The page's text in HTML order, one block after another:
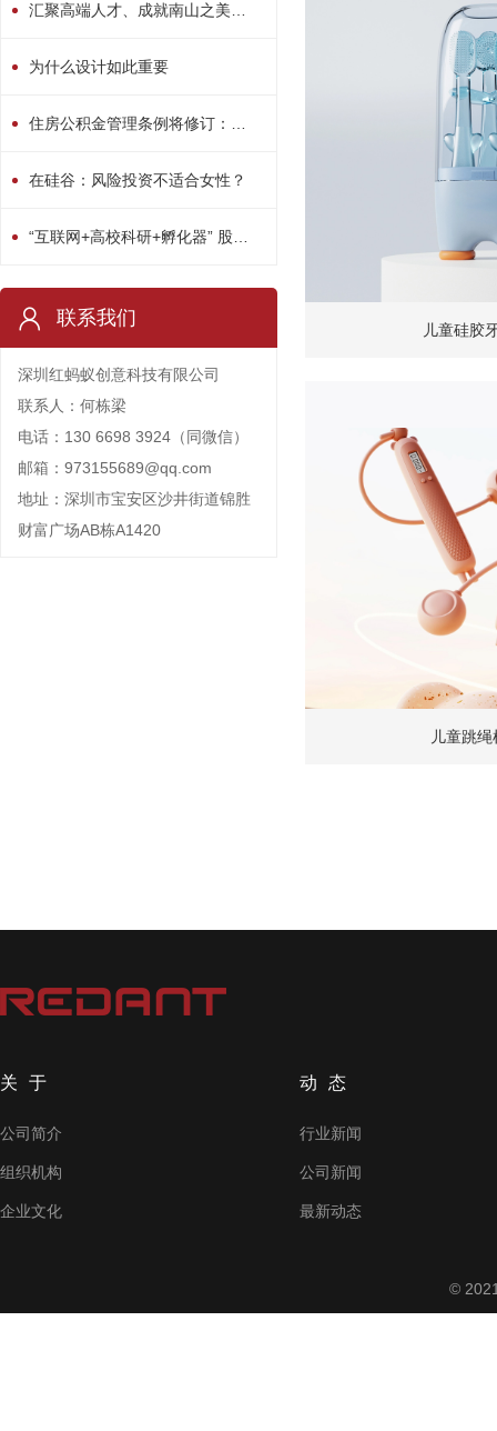
汇聚高端人才、成就南山之美！南山区“人才日”系列活动精彩绽放
为什么设计如此重要
住房公积金管理条例将修订：用途或多元化
在硅谷：风险投资不适合女性？
“互联网+高校科研+孵化器” 股权众筹平台启动
联系我们
深圳红蚂蚁创意科技有限公司
联系人：何栋梁
电话：130 6698 3924（同微信）
邮箱：973155689@qq.com
地址：深圳市宝安区沙井街道锦胜
财富广场AB栋A1420
儿童硅胶
儿童跳绳
关于
公司简介
组织机构
企业文化
动态
行业新闻
公司新闻
最新动态
©